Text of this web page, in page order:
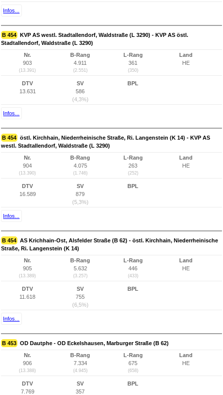
Infos...
B 454 KVP AS westl. Stadtallendorf, Waldstraße (L 3290) - KVP AS östl.
Stadtallendorf, Waldstraße (L 3290)
Nr.
903
(13.391)
B-Rang
4.911
(2.551)
L-Rang
361
(350)
Land
HE
DTV
13.631
SV
586
(4,3%)
BPL
Infos...
B 454 östl. Kirchhain, Niederrheinische Straße, Ri. Langenstein (K 14) - KVP AS
westl. Stadtallendorf, Waldstraße (L 3290)
Nr.
904
(13.390)
B-Rang
4.075
(1.746)
L-Rang
263
(252)
Land
HE
DTV
16.589
SV
879
(5,3%)
BPL
Infos...
B 454 AS Krichhain-Ost, Alsfelder Straße (B 62) - östl. Kirchhain, Niederrheinische
Straße, Ri. Langenstein (K 14)
Nr.
905
(13.389)
B-Rang
5.632
(3.257)
L-Rang
446
(433)
Land
HE
DTV
11.618
SV
755
(6,5%)
BPL
Infos...
B 453 OD Dautphe - OD Eckelshausen, Marburger Straße (B 62)
Nr.
906
(13.388)
B-Rang
7.334
(4.945)
L-Rang
675
(658)
Land
HE
DTV
7.769
SV
357
BPL